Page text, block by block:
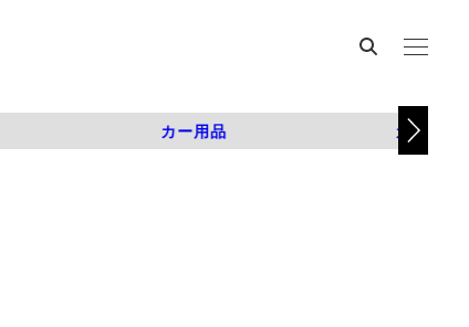
カー用品 カスタム